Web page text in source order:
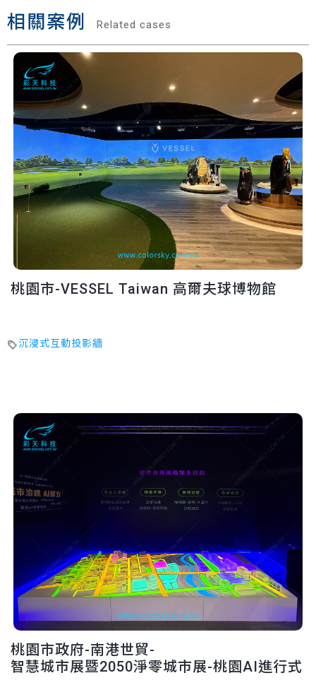
相關案例 Related cases
桃園市-VESSEL Taiwan 高爾夫球博物館
沉浸式互動投影牆
桃園市政府-南港世貿-
智慧城市展暨2050淨零城市展-桃園AI進行式